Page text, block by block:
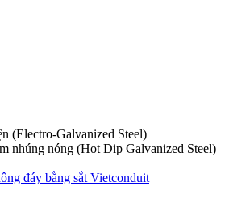
(Electro-Galvanized Steel)
nhúng nóng (Hot Dip Galvanized Steel)